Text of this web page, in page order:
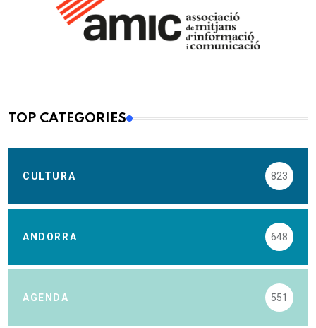
TOP CATEGORIES
CULTURA 823
ANDORRA 648
AGENDA 551